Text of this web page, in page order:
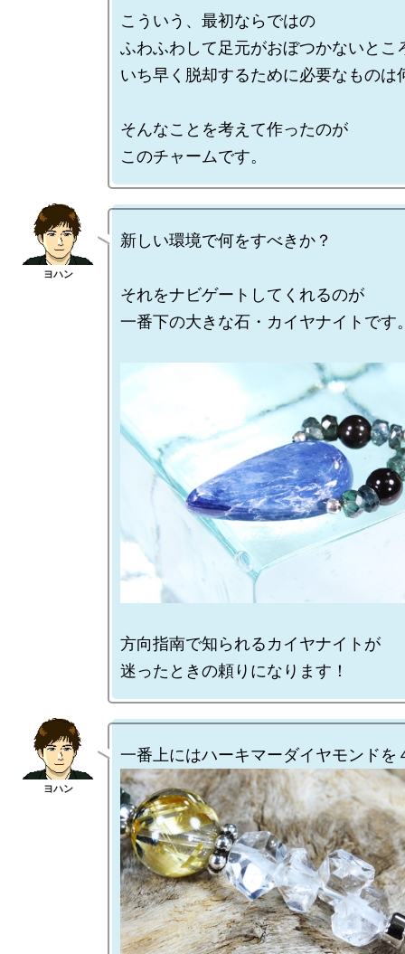
こういう、最初ならではの
ふわふわして足元がおぼつかないとこ
いち早く脱却するために必要なものは
そんなことを考えて作ったのが
新しい環境で何をすべきか？
それをナビゲートしてくれるのが
一番下の大きな石・カイヤナイトです
方向指南で知られるカイヤナイトが